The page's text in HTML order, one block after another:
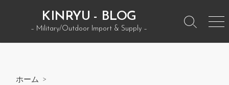
ン
KINRYU - BLOG
– Military/Outdoor Import & Supply –
検
メ
ホーム >